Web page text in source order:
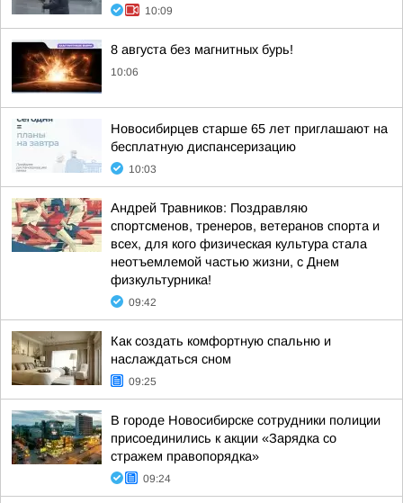
10:09
8 августа без магнитных бурь!
10:06
Новосибирцев старше 65 лет приглашают на
бесплатную диспансеризацию
10:03
Андрей Травников: Поздравляю
спортсменов, тренеров, ветеранов спорта и
всех, для кого физическая культура стала
неотъемлемой частью жизни, с Днем
физкультурника!
09:42
Как создать комфортную спальню и
наслаждаться сном
09:25
В городе Новосибирске сотрудники полиции
присоединились к акции «Зарядка со
стражем правопорядка»
09:24